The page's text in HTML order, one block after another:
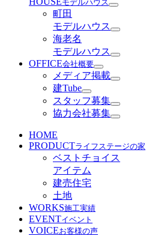
モデルハウス
町田
モデルハウス
海老名
モデルハウス
OFFICE会社概要
メディア掲載
建Tube
スタッフ募集
協力会社募集
HOME
PRODUCTライフステージの家
ベストチョイス
アイテム
建売住宅
土地
WORKS施工実績
EVENTイベント
VOICEお客様の声